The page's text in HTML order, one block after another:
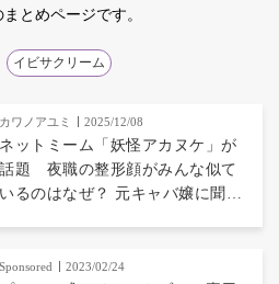
とめページです。
イビサクリーム
カワノアユミ 2025/12/08
ネットミーム「妖怪アカヌケ」が
話題 夜職の整形顔がみんな似て
いるのはなぜ？ 元キャバ嬢に聞い
Sponsored 2023/02/24